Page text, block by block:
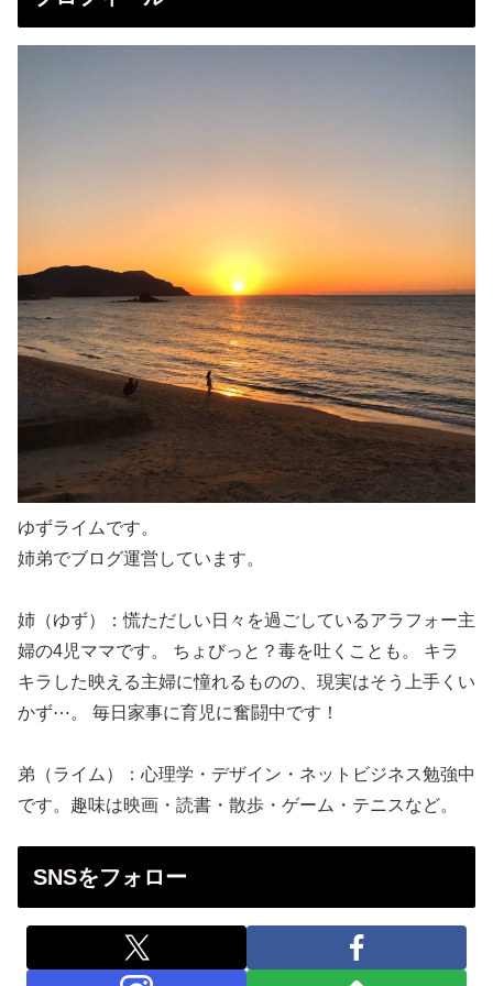
ゆずライムです。
姉弟でブログ運営しています。
姉（ゆず）：慌ただしい日々を過ごしているアラフォー主
婦の4児ママです。 ちょびっと？毒を吐くことも。 キラ
キラした映える主婦に憧れるものの、現実はそう上手くい
かず⋯。 毎日家事に育児に奮闘中です！
弟（ライム）：心理学・デザイン・ネットビジネス勉強中
です。趣味は映画・読書・散歩・ゲーム・テニスなど。
SNSをフォロー